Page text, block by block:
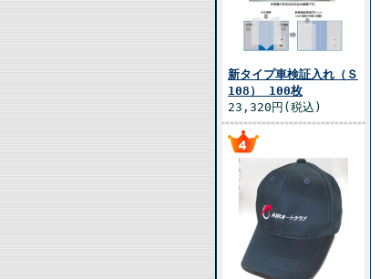
新タイプ車検証入れ（Ｓ
108） 100枚
23,320円(税込)